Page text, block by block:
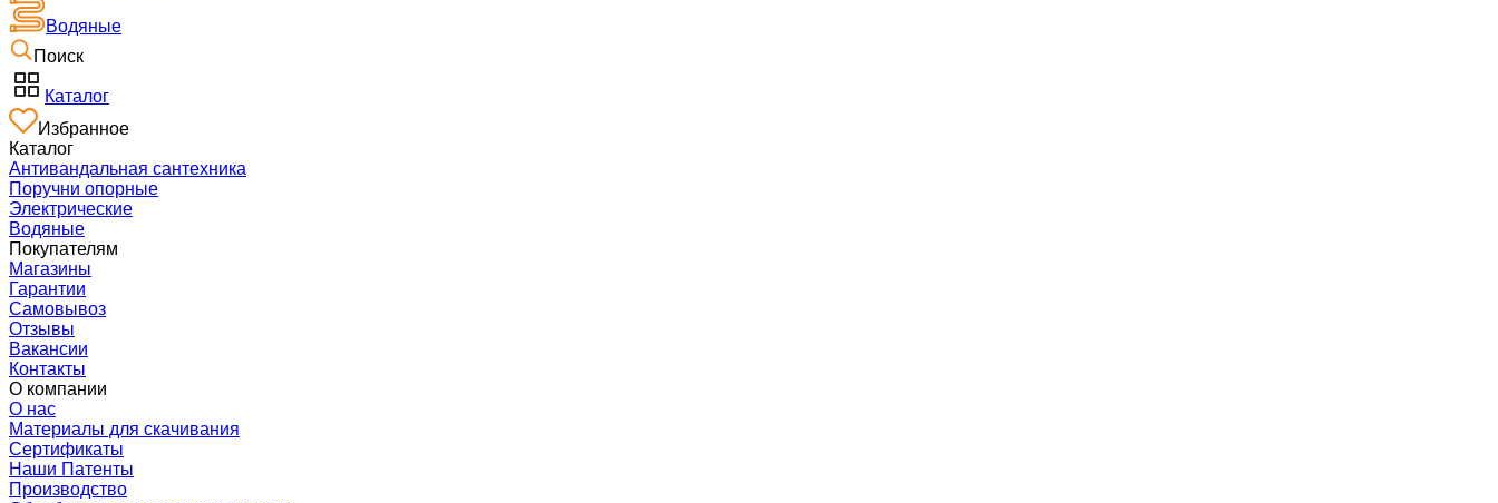
Водяные
Поиск
Каталог
Избранное
Каталог
Антивандальная сантехника
Поручни опорные
Электрические
Водяные
Покупателям
Магазины
Гарантии
Самовывоз
Отзывы
Вакансии
Контакты
О компании
О нас
Материалы для скачивания
Сертификаты
Наши Патенты
Производство